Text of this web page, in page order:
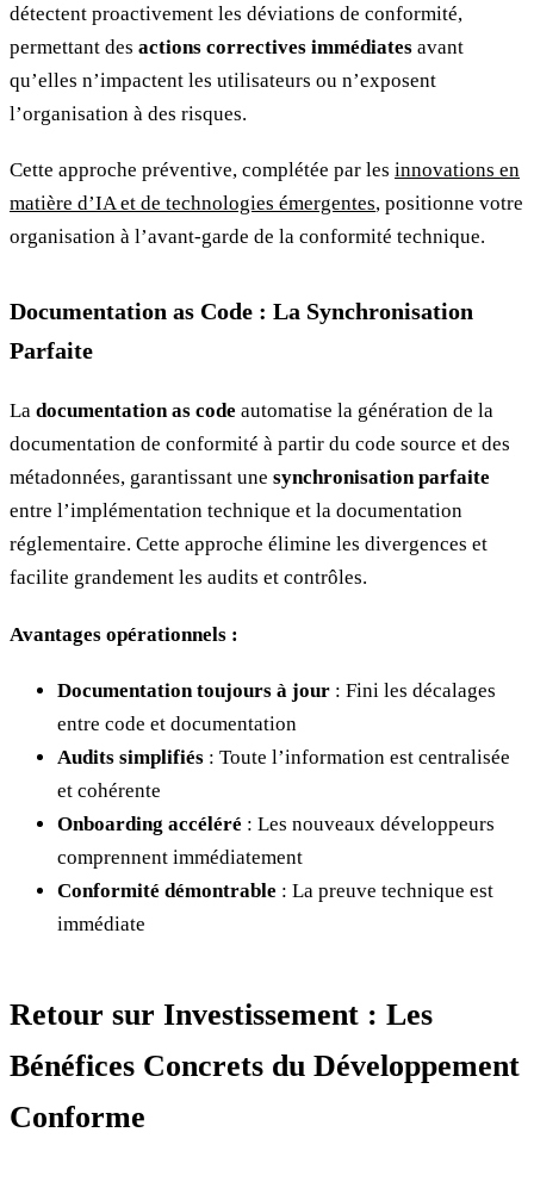
détectent proactivement les déviations de conformité,
permettant des actions correctives immédiates avant
qu’elles n’impactent les utilisateurs ou n’exposent
l’organisation à des risques.
Cette approche préventive, complétée par les innovations en
matière d’IA et de technologies émergentes, positionne votre
organisation à l’avant-garde de la conformité technique.
Documentation as Code : La Synchronisation
Parfaite
La documentation as code automatise la génération de la
documentation de conformité à partir du code source et des
métadonnées, garantissant une synchronisation parfaite
entre l’implémentation technique et la documentation
réglementaire. Cette approche élimine les divergences et
facilite grandement les audits et contrôles.
Avantages opérationnels :
Documentation toujours à jour : Fini les décalages
entre code et documentation
Audits simplifiés : Toute l’information est centralisée
et cohérente
Onboarding accéléré : Les nouveaux développeurs
comprennent immédiatement
Conformité démontrable : La preuve technique est
immédiate
Retour sur Investissement : Les
Bénéfices Concrets du Développement
Conforme